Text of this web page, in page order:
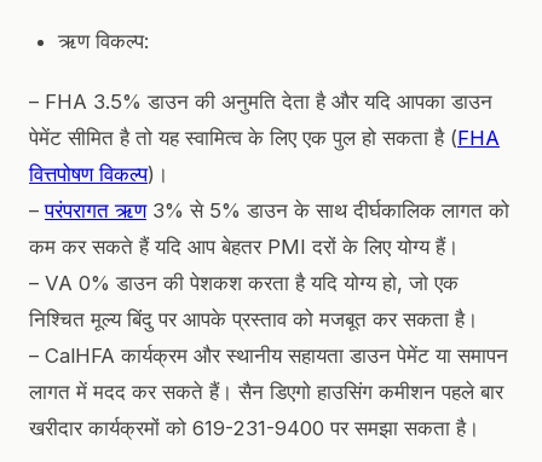
ऋण विकल्प:
– FHA 3.5% डाउन की अनुमति देता है और यदि आपका डाउन
पेमेंट सीमित है तो यह स्वामित्व के लिए एक पुल हो सकता है (FHA
वित्तपोषण विकल्प)।
–परंपरागत ऋण3% से 5% डाउन के साथ दीर्घकालिक लागत को
कम कर सकते हैं यदि आप बेहतर PMI दरों के लिए योग्य हैं।
– VA 0% डाउन की पेशकश करता है यदि योग्य हो, जो एक
निश्चित मूल्य बिंदु पर आपके प्रस्ताव को मजबूत कर सकता है।
– CalHFA कार्यक्रम और स्थानीय सहायता डाउन पेमेंट या समापन
लागत में मदद कर सकते हैं। सैन डिएगो हाउसिंग कमीशन पहले बार
खरीदार कार्यक्रमों को 619-231-9400 पर समझा सकता है।